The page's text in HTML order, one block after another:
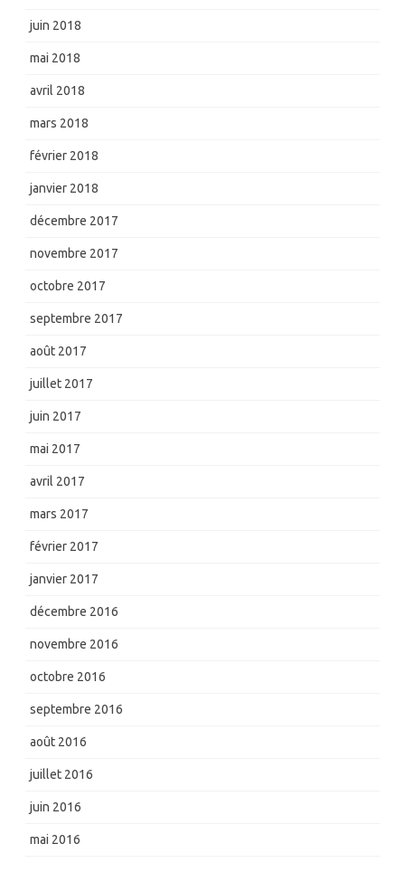
juin 2018
mai 2018
avril 2018
mars 2018
février 2018
janvier 2018
décembre 2017
novembre 2017
octobre 2017
septembre 2017
août 2017
juillet 2017
juin 2017
mai 2017
avril 2017
mars 2017
février 2017
janvier 2017
décembre 2016
novembre 2016
octobre 2016
septembre 2016
août 2016
juillet 2016
juin 2016
mai 2016